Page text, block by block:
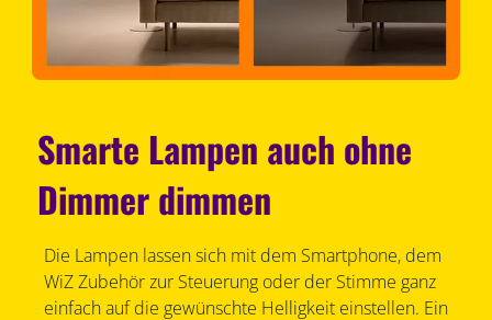
Smarte Lampen auch ohne
Dimmer dimmen
Die Lampen lassen sich mit dem Smartphone, dem
WiZ Zubehör zur Steuerung oder der Stimme ganz
einfach auf die gewünschte Helligkeit einstellen. Ein